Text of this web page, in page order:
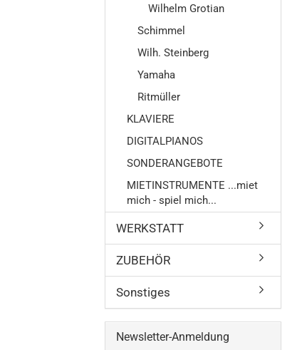
Wilhelm Grotian
Schimmel
Wilh. Steinberg
Yamaha
Ritmüller
KLAVIERE
DIGITALPIANOS
SONDERANGEBOTE
MIETINSTRUMENTE ...miet
mich - spiel mich...
WERKSTATT
ZUBEHÖR
Sonstiges
Newsletter-Anmeldung